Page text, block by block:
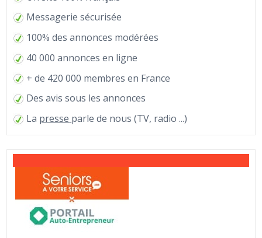
Messagerie sécurisée
100% des annonces modérées
40 000 annonces en ligne
+ de 420 000 membres en France
Des avis sous les annonces
La presse parle de nous (TV, radio ...)